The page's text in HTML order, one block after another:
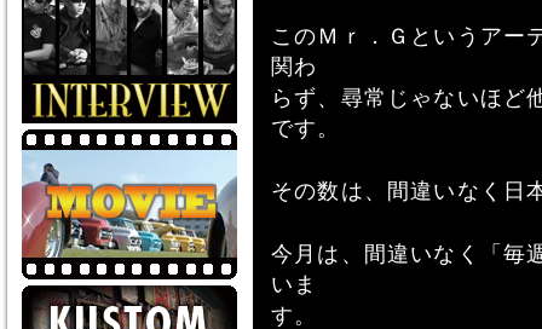
このＭｒ．Ｇというアー
関わ
らず、尋常じゃないほど
です。
その数は、間違いなく日
今月は、間違いなく「毎
いま
す。